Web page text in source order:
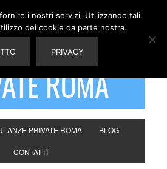
ROMA
PRIVATE ROMA BLOG
CONTATTI
i nostri servizi. Utilizzando tali
dei cookie da parte nostra.
PRIVACY